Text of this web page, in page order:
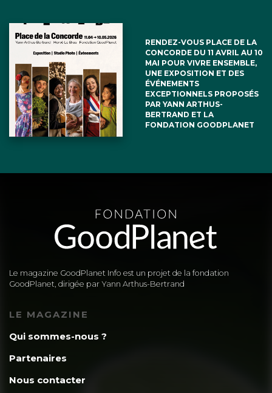
RENDEZ-VOUS PLACE DE LA
CONCORDE DU 11 AVRIL AU 10
MAI POUR VIVRE ENSEMBLE,
UNE EXPOSITION ET DES
ÉVÉNEMENTS
EXCEPTIONNELS PROPOSÉS
PAR YANN ARTHUS-
BERTRAND ET LA
FONDATION GOODPLANET
Le magazine GoodPlanet Info est un projet de la fondation
GoodPlanet, dirigée par Yann Arthus-Bertrand
LE MAGAZINE
Qui sommes-nous ?
Partenaires
Nous contacter